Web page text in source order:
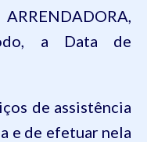
a Data de
de assistência
e de efetuar nela